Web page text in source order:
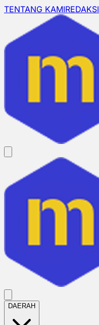
TENTANG KAMIREDAKSI
DAERAH